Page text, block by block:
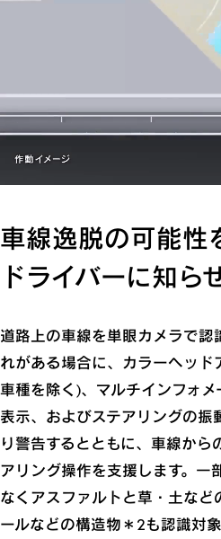
車線逸脱の可能性
ドライバーに知ら
道路上の車線を単眼カメラで認
れがある場合に、カラーヘッド
車種を除く)、マルチインフォ
表示、およびステアリングの振
り警告するとともに、車線から
アリング操作を支援します。一
なくアスファルトと草・土など
ールなどの構造物＊2も認識対